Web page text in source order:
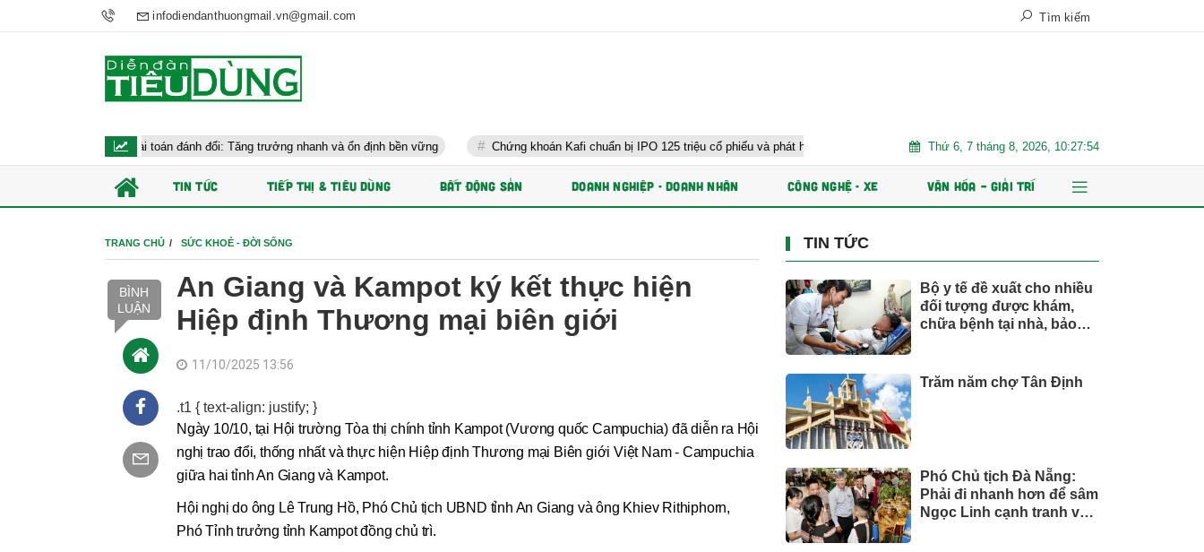
infodiendanthuongmail.vn@gmail.com Tìm kiếm
mô trước bài toán đánh đổi: Tăng trưởng nhanh và ổn định bền vững Chứng khoán Kafi chuẩn bị IPO 125 triệu cổ phiếu và phát hành ESOP Xe điện đang áp đảo thị trường MPV Việt
Thứ 6, 7 tháng 8, 2026, 10:27:55
TIN TỨC TIẾP THỊ & TIÊU DÙNG BẤT ĐỘNG SẢN DOANH NGHIỆP - DOANH NHÂN CÔNG NGHỆ - XE VĂN HÓA – GIẢI TRÍ
TRANG CHỦ SỨC KHOẺ - ĐỜI SỐNG
BÌNH
LUẬN
An Giang và Kampot ký kết thực hiện
Hiệp định Thương mại biên giới
11/10/2025 13:56
.t1 { text-align: justify; }
Ngày 10/10, tại Hội trường Tòa thị chính tỉnh Kampot (Vương quốc Campuchia) đã diễn ra Hội
nghị trao đổi, thống nhất và thực hiện Hiệp định Thương mại Biên giới Việt Nam - Campuchia
giữa hai tỉnh An Giang và Kampot.
Hội nghị do ông Lê Trung Hồ, Phó Chủ tịch UBND tỉnh An Giang và ông Khiev Rithiphorn,
Phó Tỉnh trưởng tỉnh Kampot đồng chủ trì.
TIN TỨC
Bộ y tế đề xuất cho nhiều
đối tượng được khám,
chữa bệnh tại nhà, bảo
Trăm năm chợ Tân Định
Phó Chủ tịch Đà Nẵng:
Phải đi nhanh hơn để sâm
Ngọc Linh cạnh tranh với